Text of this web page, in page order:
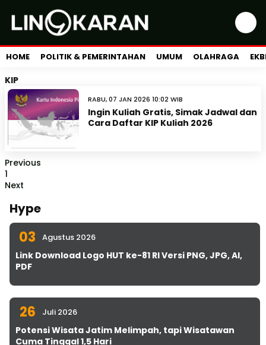
HOME POLITIK & PEMERINTAHAN UMUM OLAHRAGA
KIP
RABU, 07 JAN 2026 10:02 WIB
Ingin Kuliah Gratis, Simak Jadwal dan
Cara Daftar KIP Kuliah 2026
Previous
1
Next
Hype
03 Agustus 2026
Link Download Logo HUT ke-81 RI Versi PNG, JPG, AI,
PDF
26 Juli 2026
Potensi Wisata Jatim Melimpah, tapi Wisatawan
Cuma Tinggal 1,5 Hari